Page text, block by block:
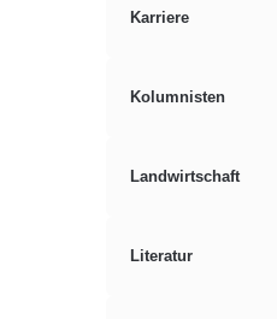
Karriere
Kolumnisten
Landwirtschaft
Literatur